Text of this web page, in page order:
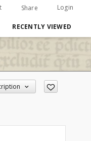
Share Login
RECENTLY VIEWED